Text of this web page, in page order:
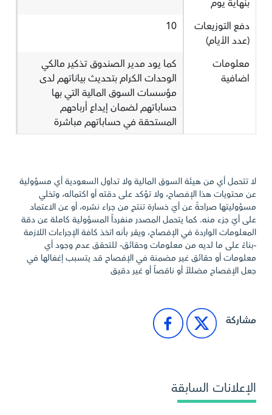
بنهاية يوم
دفع التوزيعات
(عدد الأيام)
10
معلومات
اضافية
كما يود مدير الصندوق تذكير مالكي
الوحدات الكرام بتحديث بياناتهم لدى
مؤسسات السوق المالية التي بها
حساباتهم لضمان إيداع أرباحهم
المستحقة في حساباتهم مباشرة
لا تتحمل أي من هيئة السوق المالية ولا تداول السعودية أي مسؤولية
عن محتويات هذا الإفصاح، ولا تؤكد على دقته أو اكتماله، وتخلي
مسؤوليتها صراحةً عن أيّ خسارة تنتج من جراء نشره، أو عن الاعتماد
على أيّ جزء منه. كما يتحمل المصدر منفرداً المسؤولية كاملة عن دقة
المعلومات الواردة في الإفصاح، ويقر بأنه اتخذ كافة الإجراءات اللازمة
-بناءً على ما لديه من معلومات وحقائق- للتحقق عدم وجود أي
معلومات أو حقائق غير مضمنة في الإفصاح قد يتسبب إغفالها في
جعل الإفصاح مضللاً أو ناقصاً أو غير دقيق
مشاركة
الإعلانات السابقة